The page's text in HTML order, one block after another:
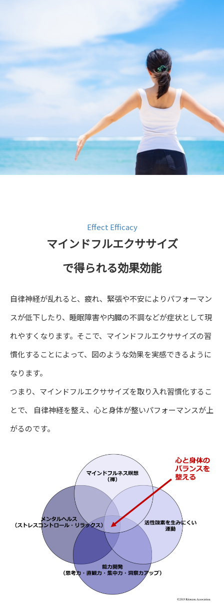
Effect Efficacy
マインドフルエクササイズ
で得られる効果効能
自律神経が乱れると、疲れ、緊張や不安によりパフォーマン
スが低下したり、睡眠障害や内臓の不調などが症状として現
れやすくなります。そこで、マインドフルエクササイズの習
慣化することによって、図のような効果を実感できるように
なります。
つまり、マインドフルエクササイズを取り入れ習慣化するこ
とで、 自律神経を整え、心と身体が整いパフォーマンスが上
がるのです。